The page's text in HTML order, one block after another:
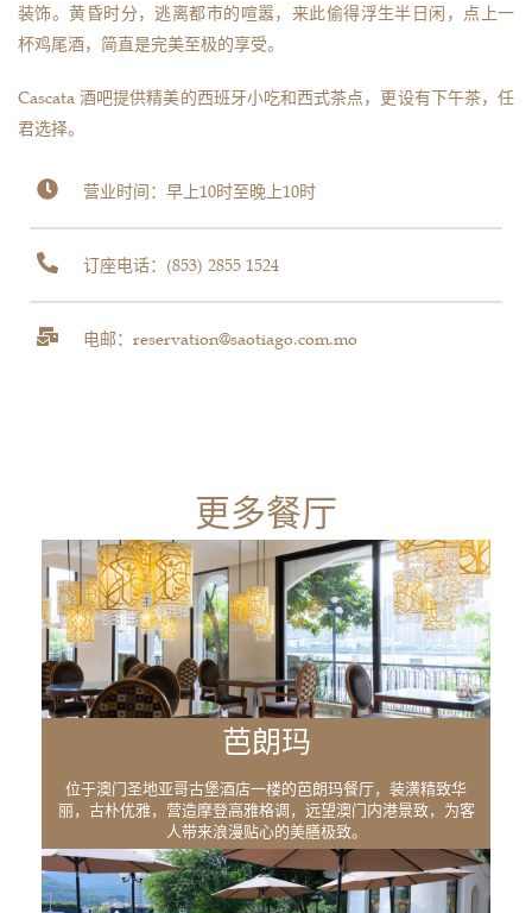
装饰。黄昏时分，逃离都市的喧嚣，来此偷得浮生半日闲，点上一
杯鸡尾酒，简直是完美至极的享受。
Cascata 酒吧提供精美的西班牙小吃和西式茶点，更设有下午茶，任
君选择。
营业时间：早上10时至晚上10时
订座电话： (853) 2855 1524
电邮：reservation@saotiago.com.mo
更多餐厅
芭朗玛
位于澳门圣地亚哥古堡酒店一楼的芭朗玛餐厅，装潢精致华
丽，古朴优雅，营造摩登高雅格调，远望澳门内港景致，为客
人带来浪漫贴心的美膳极致。